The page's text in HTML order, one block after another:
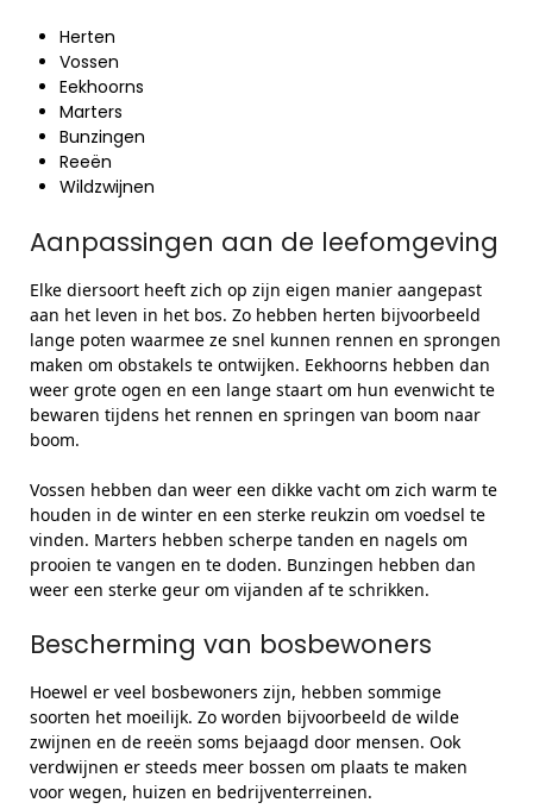
Herten
Vossen
Eekhoorns
Marters
Bunzingen
Reeën
Wildzwijnen
Aanpassingen aan de leefomgeving
Elke diersoort heeft zich op zijn eigen manier aangepast
aan het leven in het bos. Zo hebben herten bijvoorbeeld
lange poten waarmee ze snel kunnen rennen en sprongen
maken om obstakels te ontwijken. Eekhoorns hebben dan
weer grote ogen en een lange staart om hun evenwicht te
bewaren tijdens het rennen en springen van boom naar
boom.
Vossen hebben dan weer een dikke vacht om zich warm te
houden in de winter en een sterke reukzin om voedsel te
vinden. Marters hebben scherpe tanden en nagels om
prooien te vangen en te doden. Bunzingen hebben dan
weer een sterke geur om vijanden af te schrikken.
Bescherming van bosbewoners
Hoewel er veel bosbewoners zijn, hebben sommige
soorten het moeilijk. Zo worden bijvoorbeeld de wilde
zwijnen en de reeën soms bejaagd door mensen. Ook
verdwijnen er steeds meer bossen om plaats te maken
voor wegen, huizen en bedrijventerreinen.